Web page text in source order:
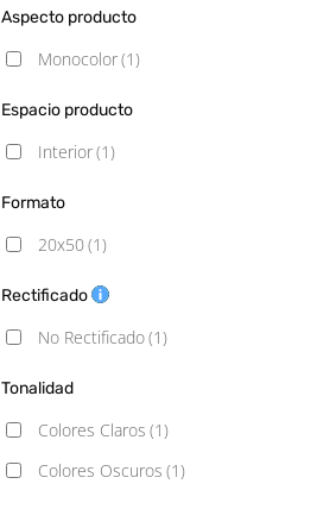
Aspecto producto
Monocolor(1)
Espacio producto
Interior(1)
Formato
20x50 (1)
Rectificado
No Rectificado(1)
Tonalidad
Colores Claros (1)
Colores Oscuros (1)